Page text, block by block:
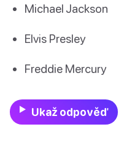
Michael Jackson
Elvis Presley
Freddie Mercury
Ukaž odpověď